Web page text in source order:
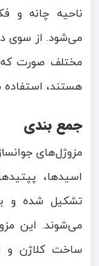
ناحیه چانه و
می‌شود. از سوی
مختلف صورت
هستند،
جمع بندی
مزوژل‌های
اسیدها،
تشکیل شده و
می‌شوند. این
ساخت کلاژن و